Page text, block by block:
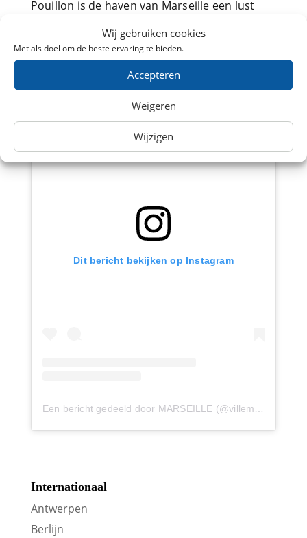
Wij gebruiken cookies
Met als doel om de beste ervaring te bieden.
Accepteren
Weigeren
Wijzigen
Pouillon is de haven van Marseille een lust
schitterende schepen, maar is de haven
omringt door gezellige terrasjes en
horecagelegenheden.
Dit bericht bekijken op Instagram
Internationaal
Antwerpen
Berlijn